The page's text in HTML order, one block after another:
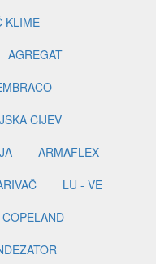
KLIME
AGREGAT
CIJEV
ARMAFLEX
LU - VE
COPELAND